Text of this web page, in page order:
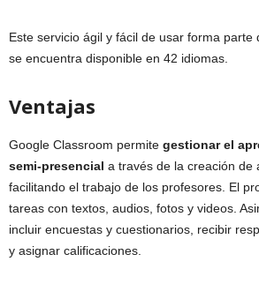
Este servicio ágil y fácil de usar forma parte
se encuentra disponible en 42 idiomas.
Ventajas
Google Classroom permite gestionar el
semi-presencial a través de la creación de
facilitando el trabajo de los profesores. El
tareas con textos, audios, fotos y videos.
incluir encuestas y cuestionarios, recibir
y asignar calificaciones.